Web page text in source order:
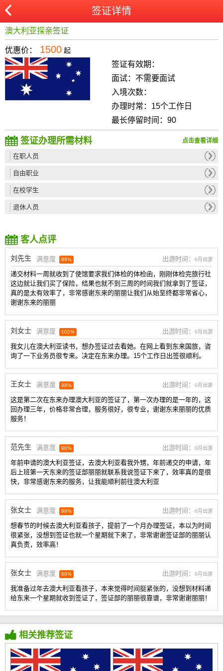
签证详情
澳大利亚探亲签证
优惠价： 1500 起
签证有效期：
面试： 不需要面试
入境次数：
办理时常： 15个工作日
最长停留时间： 90
签证办理所需材料 点击查看详细
在职人员
自由职业
在校学生
退休人员
客人点评
刘先生 满意度 99% 出游时间： 0月出游
递交材料一周就收到了使馆要求我们体检的体检函，刚刚体检完旅行社
这边就让我们买了保险，结果也就不到三周的时间我们就拿到了签证，
真的是太有效率了，非常感谢东来的丽丽让我们从始至终都非常省心，
谢谢东来的丽丽
刘女士 满意度 100% 出游时间： 0月出游
我女儿在澳大利亚读书，想办签证过去看她。在网上看到东来国旅，咨
询了一下业务员很专来。决定在东来办理。15个工作日出签很顺利。
王女士 满意度 98% 出游时间： 0月出游
这是第二次在东来办理澳大利亚的签证了，第一次办理的是一年的，这
回办理三年，价格非常合理，服务很好，很专业，谢谢东来丽丽的优质
服务！
范先生 满意度 98% 出游时间： 0月出游
年前申请的澳大利亚签证，去澳大利亚看我外甥，年前递交的申请，年
后上班第一天东来的签证部丽丽就联系我说签证下来了，效率真的是很
快，非常感谢东来的服务，让我能顺利前往澳大利亚
张女士 满意度 99% 出游时间： 0月出游
想春节的时候去澳大利亚看孩子，提前了一个月办理签证，本以为时间
很紧张，没想到签证也就一个星期就下来了，非常谢谢签证部的丽丽认
真负责，效率高！
张女士 满意度 99% 出游时间： 0月出游
我准备过年去澳大利亚看孩子，本来觉得时间挺紧张的，没想到材料递
给东来一个星期就收到签证了，签证部的丽丽很靠谱，非常谢谢丽丽！
相关推荐签证